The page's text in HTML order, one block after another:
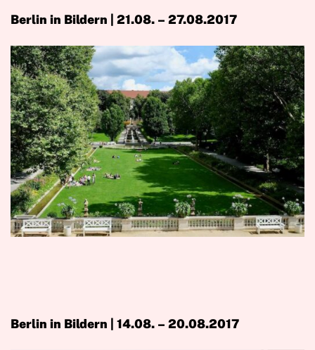
Berlin in Bildern | 21.08. – 27.08.2017
Berlin in Bildern | 14.08. – 20.08.2017